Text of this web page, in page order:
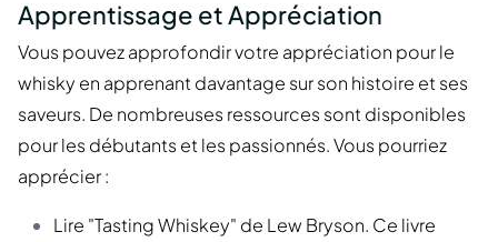
Apprentissage et Appréciation
Vous pouvez approfondir votre appréciation pour le
whisky en apprenant davantage sur son histoire et ses
saveurs. De nombreuses ressources sont disponibles
pour les débutants et les passionnés. Vous pourriez
apprécier :
Lire "Tasting Whiskey" de Lew Bryson. Ce livre